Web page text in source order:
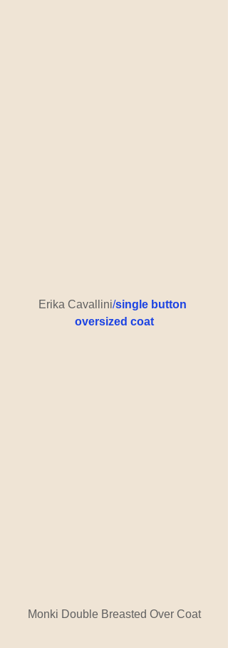
Erika Cavallini/single button
oversized coat
Monki Double Breasted Over Coat